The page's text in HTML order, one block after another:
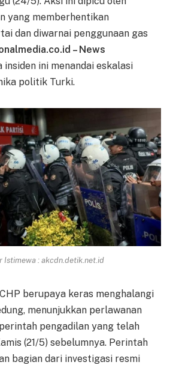
yang memberhentikan
dan diwarnai penggunaan gas
– News
insiden ini menandai eskalasi
politik Turki.
Istimewa : akcdn.detik.net.id
berupaya keras menghalangi
menunjukkan perlawanan
pengadilan yang telah
(21/5) sebelumnya. Perintah
bagian dari investigasi resmi